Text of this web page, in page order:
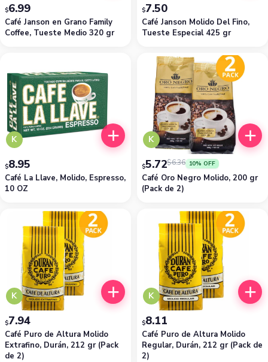
Café Janson en Grano Family
Coffee, Tueste Medio 320 gr
$6.99
Café Janson Molido Del Fino,
Tueste Especial 425 gr
$7.50
K
Café La Llave, Molido, Espresso,
10 OZ
$8.95
K
Café Oro Negro Molido, 200 gr
(Pack de 2)
$6.36
$5.72 10% OFF
K
Café Puro de Altura Molido
Extrafino, Durán, 212 gr (Pack
de 2)
$7.94
K
Café Puro de Altura Molido
Regular, Durán, 212 gr (Pack de
2)
$8.11